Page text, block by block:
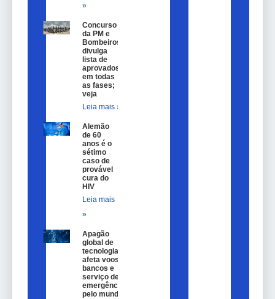
»
Concurso
da PM e
Bombeiros
divulga
lista de
aprovados
em todas
as fases;
veja
Leia mais »
Alemão
de 60
anos é o
sétimo
caso de
provável
cura do
HIV
Leia mais
»
Apagão
global de
tecnologia
afeta voos,
bancos e
serviço de
emergência
pelo mundo